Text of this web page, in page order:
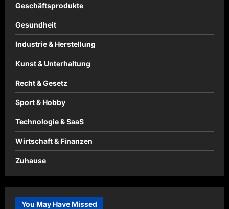
Geschäftsprodukte
Gesundheit
Industrie & Herstellung
Kunst & Unterhaltung
Recht & Gesetz
Sport & Hobby
Technologie & SaaS
Wirtschaft & Finanzen
Zuhause
You May Have Missed